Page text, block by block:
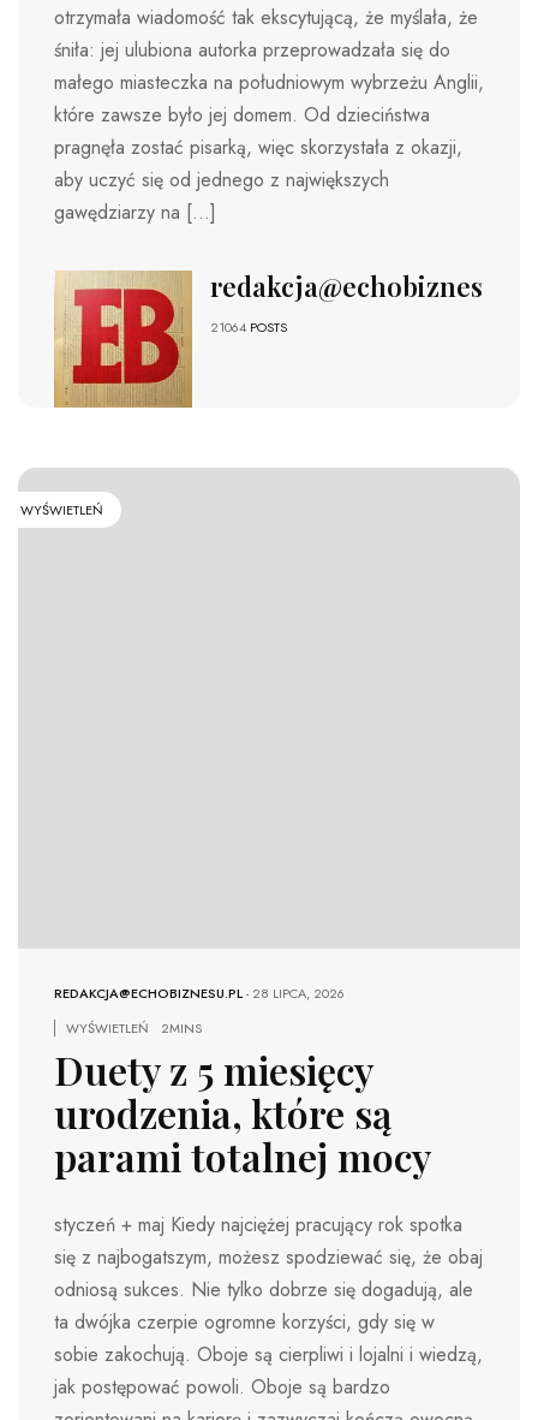
otrzymała wiadomość tak ekscytującą, że myślała, że ​​
śniła: jej ulubiona autorka przeprowadzała się do
małego miasteczka na południowym wybrzeżu Anglii,
które zawsze było jej domem. Od dzieciństwa
pragnęła zostać pisarką, więc skorzystała z okazji,
aby uczyć się od jednego z największych
gawędziarzy na […]
redakcja@echobiznesu.pl
21064 POSTS
WYŚWIETLEŃ
REDAKCJA@ECHOBIZNESU.PL-28 LIPCA, 2026
WYŚWIETLEŃ
2MINS
Duety z 5 miesięcy
urodzenia, które są
parami totalnej mocy
styczeń + maj Kiedy najciężej pracujący rok spotka
się z najbogatszym, możesz spodziewać się, że obaj
odniosą sukces. Nie tylko dobrze się dogadują, ale
ta dwójka czerpie ogromne korzyści, gdy się w
sobie zakochują. Oboje są cierpliwi i lojalni i wiedzą,
jak postępować powoli. Oboje są bardzo